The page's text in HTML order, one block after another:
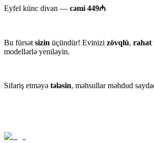
Eyfel künc divan — cəmi 449₼
Bu fürsət sizin üçündür! Evinizi zövqlü, rahat
modellərlə yeniləyin.
Sifariş etməyə tələsin, məhsullar məhdud